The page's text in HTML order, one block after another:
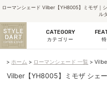
ローマンシェード Vilber【YH8005】ミモザ｜
ル
CATEGORY
カテゴリー
ホーム ローマンシェード 一覧
Vilber【YH8005】ミモザ シェ